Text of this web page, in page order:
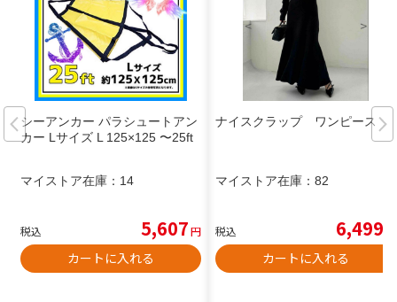
シーアンカー パラシュートアン
カー Lサイズ L 125×125 〜25ft
マイストア在庫： 14
税込 5,607円
カートに入れる
ナイスクラップ ワンピース
マイストア在庫： 82
税込 6,499
カートに入れる